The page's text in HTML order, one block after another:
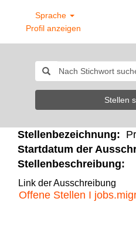
Sprache
Profil anzeigen
Stellen
Stellenbezeichnung:
Startdatum der
Stellenbeschreibung:
Link der Ausschreibung
Offene Stellen I